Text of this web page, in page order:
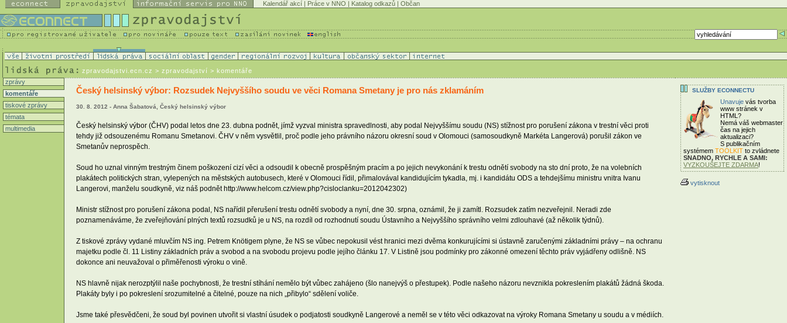
Kalendář akcí | Práce v NNO | Katalog odkazů | Občan
zpravodajstvi.ecn.cz > zpravodajství > komentáře
zprávy
komentáře
tiskové zprávy
témata
multimedia
Český helsinský výbor: Rozsudek Nejvyššího soudu ve věci Romana Smetany je pro nás zklamáním
30. 8. 2012 - Anna Šabatová, Český helsinský výbor
Český helsinský výbor (ČHV) podal letos dne 23. dubna podnět, jímž vyzval ministra spravedlnosti, aby podal Nejvyššímu soudu (NS) stížnost pro porušení zákona v trestní věci proti
tehdy již odsouzenému Romanu Smetanovi. ČHV v něm vysvětlil, proč podle jeho právního názoru okresní soud v Olomouci (samosoudkyně Markéta Langerová) porušil zákon ve
Smetanův neprospěch.
Soud ho uznal vinným trestným činem poškození cizí věci a odsoudil k obecně prospěšným pracím a po jejich nevykonání k trestu odnětí svobody na sto dní proto, že na volebních
plakátech politických stran, vylepených na městských autobusech, které v Olomouci řídil, přimalovával kandidujícím tykadla, mj. i kandidátu ODS a tehdejšímu ministru vnitra Ivanu
Langerovi, manželu soudkyně, viz náš podnět http://www.helcom.cz/view.php?cisloclanku=2012042302)
Ministr stížnost pro porušení zákona podal, NS nařídil přerušení trestu odnětí svobody a nyní, dne 30. srpna, oznámil, že ji zamítl. Rozsudek zatím nezveřejnil. Neradi zde
poznamenáváme, že zveřejňování plných textů rozsudků je u NS, na rozdíl od rozhodnutí soudu Ústavního a Nejvyššího správního velmi zdlouhavé (až několik týdnů).
Z tiskové zprávy vydané mluvčím NS ing. Petrem Knötigem plyne, že NS se vůbec nepokusil vést hranici mezi dvěma konkurujícími si ústavně zaručenými základními právy – na ochranu
majetku podle čl. 11 Listiny základních práv a svobod a na svobodu projevu podle jejího článku 17. V Listině jsou podmínky pro zákonné omezení těchto práv vyjádřeny odlišně. NS
dokonce ani neuvažoval o přiměřenosti výroku o vině.
NS hlavně nijak nerozptýlil naše pochybnosti, že trestní stíhání nemělo být vůbec zahájeno (šlo nanejvýš o přestupek). Podle našeho názoru nevznikla pokreslením plakátů žádná škoda.
Plakáty byly i po pokreslení srozumitelné a čitelné, pouze na nich „přibylo“ sdělení voliče.
Jsme také přesvědčeni, že soud byl povinen utvořit si vlastní úsudek o podjatosti soudkyně Langerové a neměl se v této věci odkazovat na výroky Romana Smetany u soudu a v médiích.
SLUŽBY ECONNECTU
Unavuje vás tvorba
www stránek v
HTML?
Nemá váš webmaster
čas na jejich
aktualizaci?
S publikačním
systémem TOOLKIT to zvládnete
SNADNO, RYCHLE A SAMI:
VYZKOUŠEJTE ZDARMA!
vytisknout